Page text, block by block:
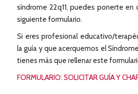
síndrome 22q11, puedes ponerte
siguiente formulario.
Si eres profesional educativo/
la guía y que acerquemos el
tienes más que rellenar este
FORMULARIO: SOLICITAR GUÍA Y